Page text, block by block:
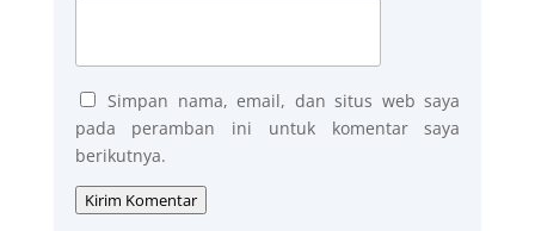
Simpan nama, email, dan situs web saya
pada peramban ini untuk komentar saya
berikutnya.
Kirim Komentar